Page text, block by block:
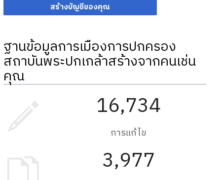
สร้างบัญชีของคุณ
ฐานข้อมูลการเมืองการปกครอง
สถาบันพระปกเกล้าสร้างจากคนเช่น
คุณ
16,734
การแก้ไข
3,977